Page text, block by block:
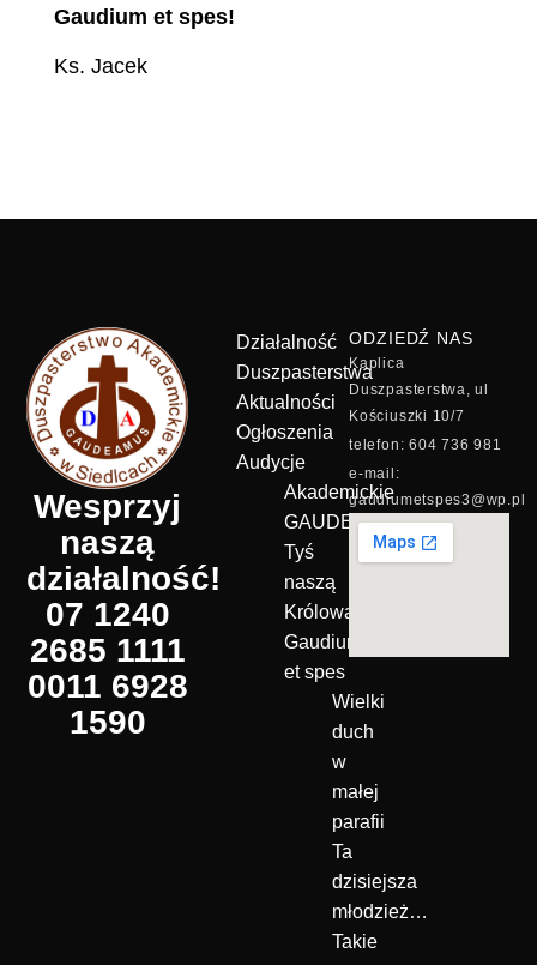
Gaudium et spes!
Ks. Jacek
Wesprzyj
naszą
działalność!
07 1240
2685 1111
0011 6928
1590
Działalność
Duszpasterstwa
Aktualności
Ogłoszenia
Audycje
Akademickie
GAUDEAMUS
Tyś
naszą
Królową!
Gaudium
et spes
Wielki
duch
w
małej
parafii
Ta
dzisiejsza
młodzież…
Takie
ODZIEDŹ NAS
Kaplica
Duszpasterstwa, ul
Kościuszki 10/7
telefon: 604 736 981
e-mail:
gaudiumetspes3@wp.pl